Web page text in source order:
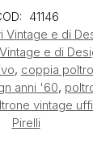
41146
Vintage e di
e di
, coppia
anni '60,
vintage
Pirelli